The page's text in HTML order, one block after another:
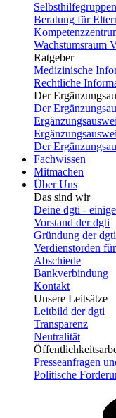
Selbsthilfegruppen
Beratung für
Wachstumsraum
Ratgeber
Medizinische
Rechtliche
Der
Der
Der
Fachwissen
Mitmachen
Über Uns
Das sind wir
Deine dgti -
Vorstand der dgti
Gründung der
Verdienstorden
Abschiede
Bankverbindung
Kontakt
Unsere Leitsätze
Leitbild der dgti
Transparenz
Neutralität
Presseanfragen
Politische